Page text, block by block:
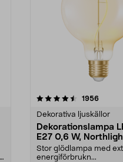
1956
Dekorativa ljuskällor
Dekorationslampa
E27 0,6 W,
Stor glödlampa med
energiförbrukn...
4.5 av 5